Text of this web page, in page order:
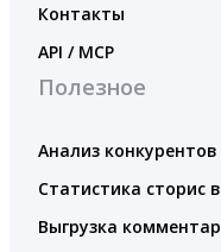
Контакты
API / MCP
Полезное
Анализ
Статистика сторис
Выгрузка